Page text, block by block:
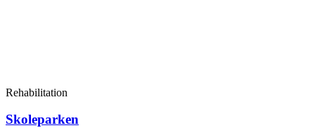
Rehabilitation
Skoleparken